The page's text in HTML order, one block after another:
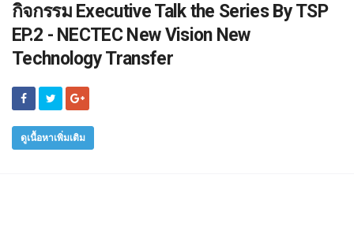
กิจกรรม Executive Talk the Series By TSP
EP.2 - NECTEC New Vision New
Technology Transfer
ดูเนื้อหาเพิ่มเติม